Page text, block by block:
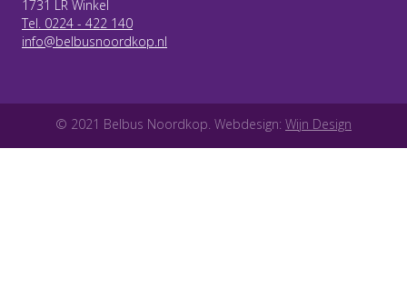
1731 LR Winkel
Tel. 0224 - 422 140
info@belbusnoordkop.nl
© 2021 Belbus Noordkop. Webdesign: Wijn Design